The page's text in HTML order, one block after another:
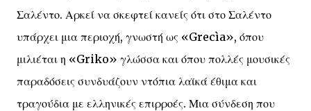
Σαλέντο. Αρκεί να σκεφτεί κανείς ότι στο Σαλέντο
υπάρχει μια περιοχή, γνωστή ως «Grecìa», όπου
μιλιέται η «Griko» γλώσσα και όπου πολλές μουσικές
παραδόσεις συνδυάζουν ντόπια λαϊκά έθιμα και
τραγούδια με ελληνικές επιρροές. Μια σύνδεση που